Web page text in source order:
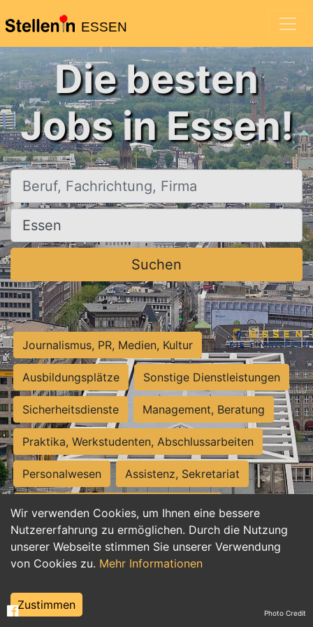
ESSEN
Wir verwenden Cookies, um Ihnen eine bessere
Nutzererfahrung zu ermöglichen. Durch die Nutzung
unserer Webseite stimmen Sie unserer Verwendung
von Cookies zu. Mehr Informationen
Zustimmen
Die besten
Jobs in Essen!
Beruf, Fachrichtung, Firma
Ort, Stadt
Suchen
Journalismus, PR, Medien, Kultur
Ausbildungsplätze Sonstige Dienstleistungen
Sicherheitsdienste Management, Beratung
Praktika, Werkstudenten, Abschlussarbeiten
Personalwesen Assistenz, Sekretariat
Hilfskräfte, Aushilfs- und Nebenjobs
Einkauf, Logistik, Materialwirtschaft
Weiterbildung, Studium, duale Ausbildung
Tourismus
Photo Credit